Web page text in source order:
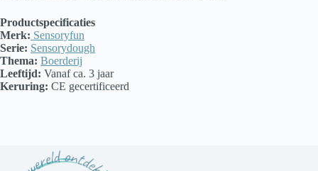
Productspecificaties
Merk: Sensoryfun
Serie: Sensorydough
Thema: Boerderij
Leeftijd: Vanaf ca. 3 jaar
Keruring: CE gecertificeerd